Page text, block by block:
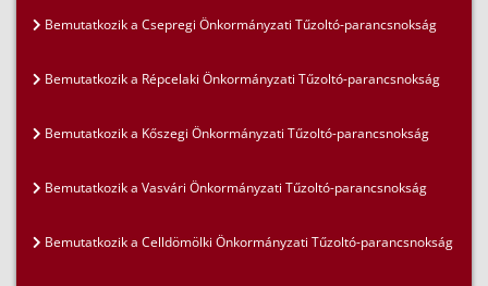
Bemutatkozik a Csepregi Önkormányzati Tűzoltó-parancsnokság
Bemutatkozik a Répcelaki Önkormányzati Tűzoltó-parancsnokság
Bemutatkozik a Kőszegi Önkormányzati Tűzoltó-parancsnokság
Bemutatkozik a Vasvári Önkormányzati Tűzoltó-parancsnokság
Bemutatkozik a Celldömölki Önkormányzati Tűzoltó-parancsnokság